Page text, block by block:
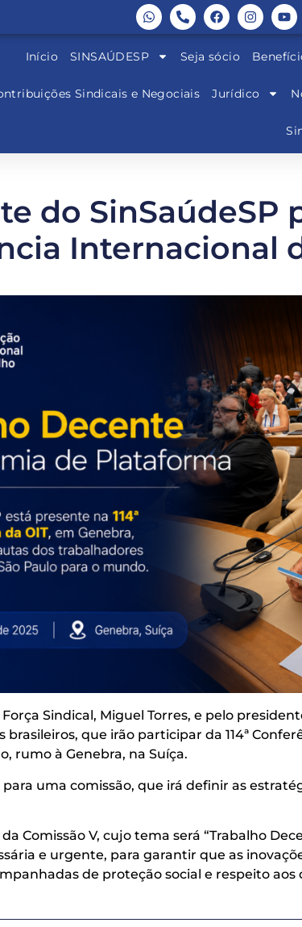
Início SINSAÚDESP Seja sócio
Sindicais e Negociais Jurídico
do SinSaúdeSP
Internacional
Sindical, Miguel Torres, e pelo
que irão participar da 114ª
rumo à Genebra, na Suíça.
uma comissão, que irá definir as
Comissão V, cujo tema será “Trabalho
e urgente, para garantir que as
de proteção social e respeito aos